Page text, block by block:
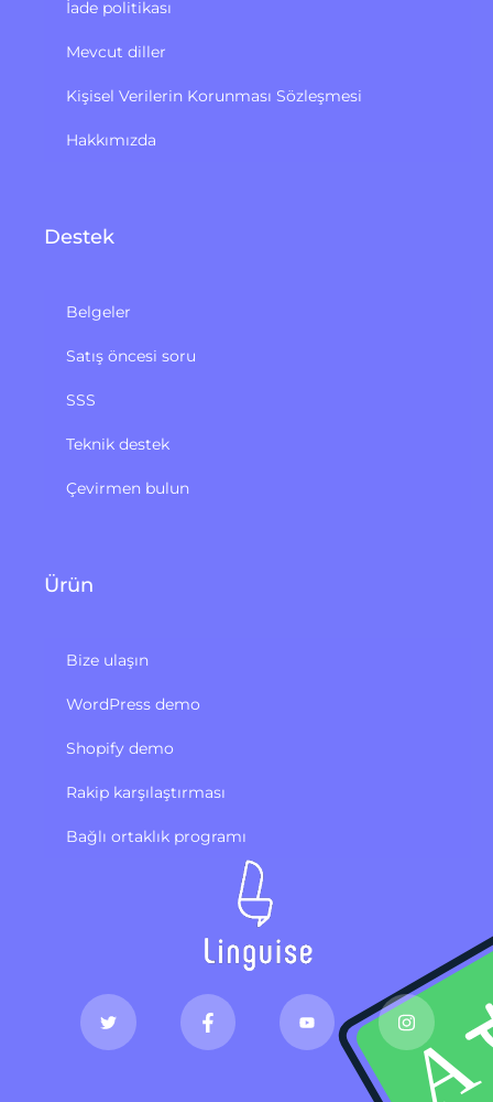
İade politikası
Mevcut diller
Kişisel Verilerin Korunması Sözleşmesi
Hakkımızda
Destek
Belgeler
Satış öncesi soru
SSS
Teknik destek
Çevirmen bulun
Ürün
Bize ulaşın
WordPress demo
Shopify demo
Rakip karşılaştırması
Bağlı ortaklık programı